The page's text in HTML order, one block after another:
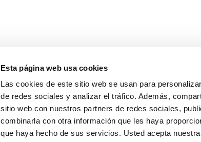
Esta página web usa cookies
Las cookies de este sitio web se usan para
de redes sociales y analizar el tráfico. Además,
sitio web con nuestros partners de redes sociales,
combinarla con otra información que les haya
que haya hecho de sus servicios. Usted acepta